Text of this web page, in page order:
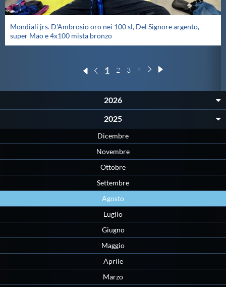
Mondiali jrs. D'Ambrosio oro nei 100 sl, Del Signore argento,
super Mao e 4x100 mista bronzo
1 2 3 4
2026
2025
Dicembre
Novembre
Ottobre
Settembre
Agosto
Luglio
Giugno
Maggio
Aprile
Marzo